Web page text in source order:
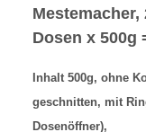
Dosen x 500g
Inhalt 500g, ohne
geschnitten, mit
Dosenöffner),